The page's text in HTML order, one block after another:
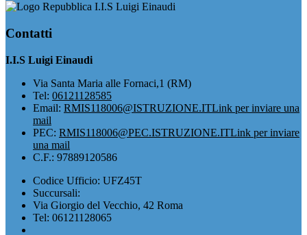
I.I.S Luigi Einaudi
Contatti
I.I.S Luigi Einaudi
Via Santa Maria alle Fornaci,1 (RM)
Tel: 06121128585
Email: RMIS118006@ISTRUZIONE.ITLink per inviare una
mail
PEC: RMIS118006@PEC.ISTRUZIONE.ITLink per inviare
una mail
C.F.: 97889120586
Codice Ufficio: UFZ45T
Succursali:
Via Giorgio del Vecchio, 42 Roma
Tel: 06121128065